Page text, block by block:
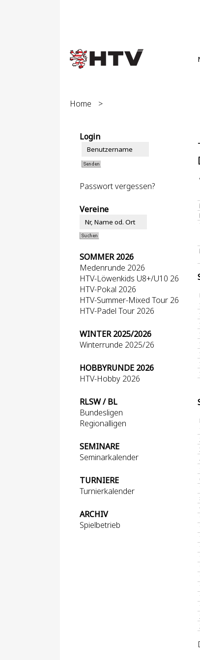
Home >
Login
Passwort vergessen?
Vereine
SOMMER 2026
Medenrunde 2026
HTV-Löwenkids U8+/U10 26
HTV-Pokal 2026
HTV-Summer-Mixed Tour 26
HTV-Padel Tour 2026
WINTER 2025/2026
Winterrunde 2025/26
HOBBYRUNDE 2026
HTV-Hobby 2026
RLSW / BL
Bundesligen
Regionalligen
SEMINARE
Seminarkalender
TURNIERE
Turnierkalender
ARCHIV
Spielbetrieb